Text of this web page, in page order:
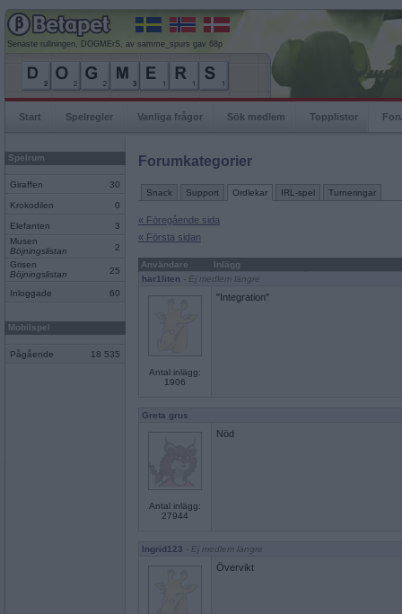
Senaste rullningen, DOGMErS, av samme_spurs gav 68p
Start Spelregler Vanliga frågor Sök medlem Topplistor
Spelrum
Giraffen 30
Krokodilen 0
Elefanten
3
Musen
Böjningslistan
2
Grisen
Böjningslistan
25
Inloggade 60
Mobilspel
Pågående 18 535
Forumkategorier
Snack Support Ordlekar IRL-spel Turneringar
« Föregående sida
« Första sidan
Användare
Inlägg
har1liten - Ej medlem längre
Antal inlägg:
1906
"Integration"
Greta grus
Antal inlägg:
27944
Nöd
Ingrid123 - Ej medlem längre
Övervikt